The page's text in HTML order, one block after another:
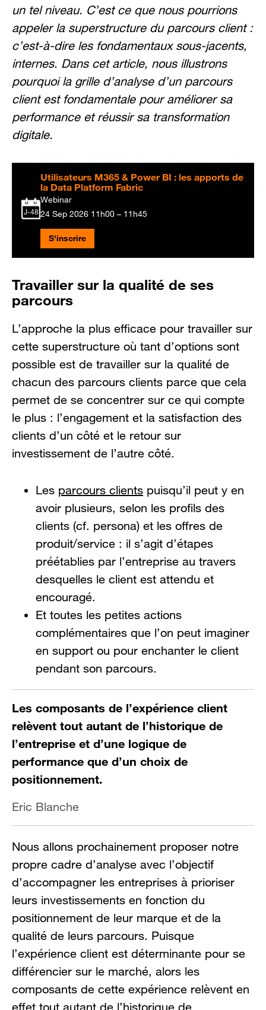
un tel niveau. C’est ce que nous pourrions
appeler la superstructure du parcours client :
c’est-à-dire les fondamentaux sous-jacents,
internes. Dans cet article, nous illustrons
pourquoi la grille d’analyse d’un parcours
client est fondamentale pour améliorer sa
performance et réussir sa transformation
digitale.
J-48
Utilisateurs M365 & Power BI : les apports de
la Data Platform Fabric
Webinar
24 Sep 2026 11h00 – 11h45
S'inscrire
Travailler sur la qualité de ses
parcours
L’approche la plus efficace pour travailler sur
cette superstructure où tant d’options sont
possible est de travailler sur la qualité de
chacun des parcours clients parce que cela
permet de se concentrer sur ce qui compte
le plus : l’engagement et la satisfaction des
clients d’un côté et le retour sur
investissement de l’autre côté.
Les parcours clients puisqu’il peut y en
avoir plusieurs, selon les profils des
clients (cf. persona) et les offres de
produit/service : il s’agit d’étapes
préétablies par l’entreprise au travers
desquelles le client est attendu et
encouragé.
Et toutes les petites actions
complémentaires que l’on peut imaginer
en support ou pour enchanter le client
pendant son parcours.
Les composants de l’expérience client
relèvent tout autant de l’historique de
l’entreprise et d’une logique de
performance que d’un choix de
positionnement.
Eric Blanche
Nous allons prochainement proposer notre
propre cadre d’analyse avec l’objectif
d’accompagner les entreprises à prioriser
leurs investissements en fonction du
positionnement de leur marque et de la
qualité de leurs parcours. Puisque
l’expérience client est déterminante pour se
différencier sur le marché, alors les
composants de cette expérience relèvent en
effet tout autant de l’historique de